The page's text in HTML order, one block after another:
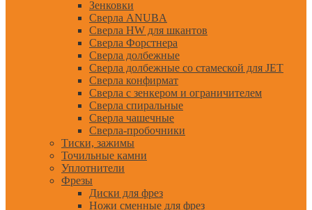
Зенковки
Сверла ANUBA
Сверла HW для шкантов
Сверла Форстнера
Сверла долбежные
Сверла долбежные со стамеской для JET
Сверла конфирмат
Сверла с зенкером и ограничителем
Сверла спиральные
Сверла чашечные
Сверла-пробочники
Тиски, зажимы
Точильные камни
Уплотнители
Фрезы
Диски для фрез
Ножи сменные для фрез